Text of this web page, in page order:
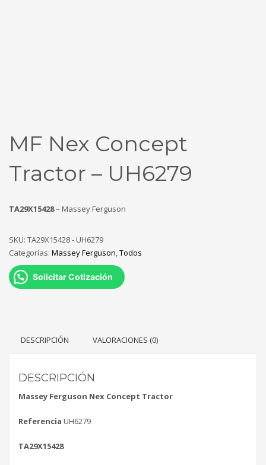
MF Nex Concept
Tractor – UH6279
TA29X15428– Massey Ferguson
SKU: TA29X15428 - UH6279
Categorías: Massey Ferguson,Todos
Solicitar Cotización
DESCRIPCIÓN VALORACIONES (0)
DESCRIPCIÓN
Massey Ferguson Nex Concept Tractor
Referencia UH6279
TA29X15428